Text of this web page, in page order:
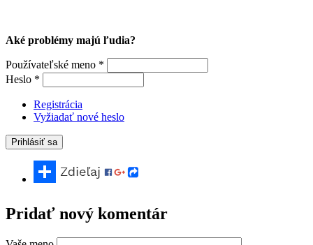
Aké problémy majú ľudia?
Používateľské meno *
Heslo *
Registrácia
Vyžiadať nové heslo
Pridať nový komentár